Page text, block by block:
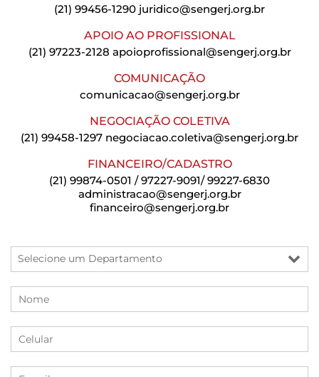
(21) 99456-1290 juridico@sengerj.org.br
APOIO AO PROFISSIONAL
(21) 97223-2128 apoioprofissional@sengerj.org.br
COMUNICAÇÃO
comunicacao@sengerj.org.br
NEGOCIAÇÃO COLETIVA
(21) 99458-1297 negociacao.coletiva@sengerj.org.br
FINANCEIRO/CADASTRO
(21) 99874-0501 / 97227-9091/ 99227-6830
administracao@sengerj.org.br
financeiro@sengerj.org.br